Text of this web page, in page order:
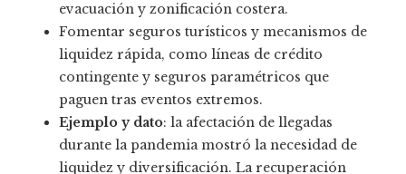
evacuación y zonificación costera.
Fomentar seguros turísticos y mecanismos de
liquidez rápida, como líneas de crédito
contingente y seguros paramétricos que
paguen tras eventos extremos.
Ejemplo y dato: la afectación de llegadas
durante la pandemia mostró la necesidad de
liquidez y diversificación. La recuperación